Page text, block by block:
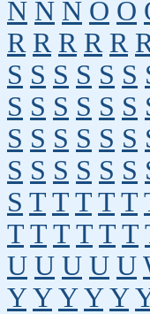
N N N O O
R R R R R
S S S S S S
S S S S S S
S S S S S S
S S S S S S
S T T T T T
T T T T T T
U U U U U
Y Y Y Y Y